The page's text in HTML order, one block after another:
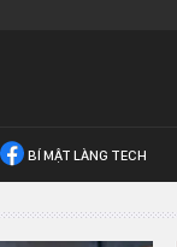
BÍ MẬT LÀNG TECH